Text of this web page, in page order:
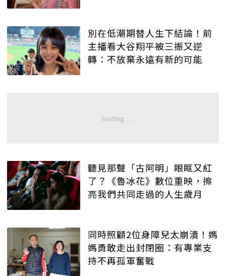
別在低潮期替人生下結論！前
主播看大谷翔平被三振又逆
轉：不放棄永遠有新的可能
聽見那聲「古阿明」眼眶又紅
了？《魯冰花》數位重映，擦
亮我們共同走過的人生歲月
同時照顧2位身障兒太崩潰！媽
媽勇敢走出封閉圈：有專業支
持不再孤軍奮戰